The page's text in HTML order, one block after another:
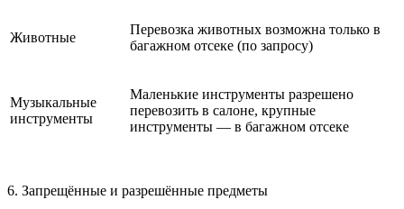
Животные
Перевозка животных возможна только в
багажном отсеке (по запросу)
Музыкальные
инструменты
Маленькие инструменты разрешено
перевозить в салоне, крупные
инструменты — в багажном отсеке
6. Запрещённые и разрешённые предметы